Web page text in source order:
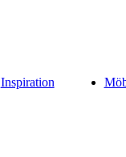
Inspiration